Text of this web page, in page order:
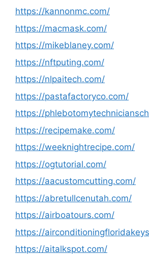
https://kannonmc.com/
https://macmask.com/
https://mikeblaney.com/
https://nftputing.com/
https://nlpaitech.com/
https://pastafactoryco.com/
https://
https://recipemake.com/
https://weeknightrecipe.com/
https://ogtutorial.com/
https://aacustomcutting.com/
https://abretullcenutah.com/
https://airboatours.com/
https://
https://aitalkspot.com/